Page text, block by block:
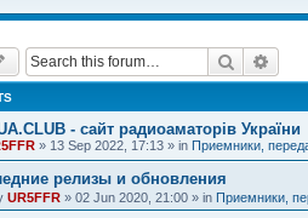
Search
- сайт радиоаматорів України
» 13 Sep 2022, 17:13 » in Приемники,
релизы и обновления
UR5FFR » 02 Jun 2020, 21:00 » in Приемники,